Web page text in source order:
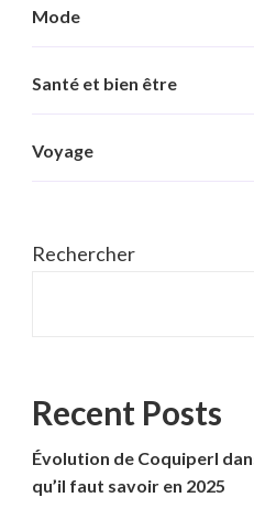
Mode
Santé et bien être
Voyage
Rechercher
Recent Posts
Évolution de Coquiperl
qu’il faut savoir en 2025